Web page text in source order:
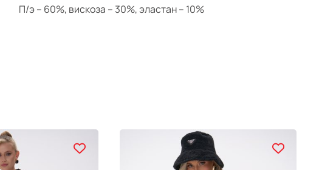
П/э – 60%, вискоза – 30%, эластан – 10%